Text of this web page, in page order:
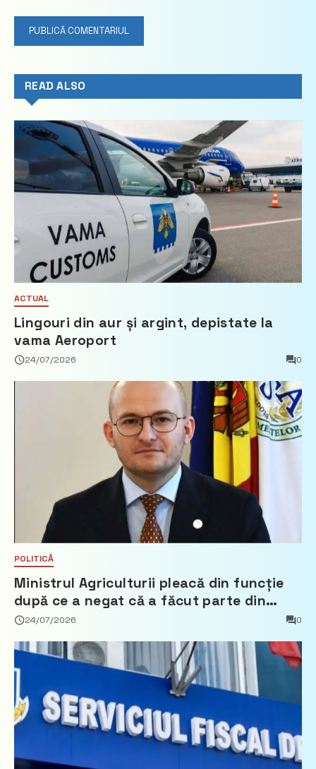
READ ALSO
ACTUAL
Lingouri din aur și argint, depistate la
vama Aeroport
24/07/2026 0
POLITICĂ
Ministrul Agriculturii pleacă din funcție
după ce a negat că a făcut parte din
Partidul Democrat
24/07/2026 0